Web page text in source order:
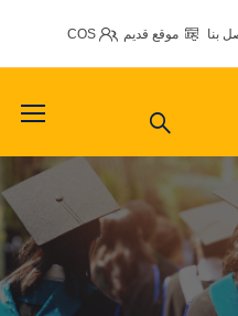
بنا موقع قديم COS